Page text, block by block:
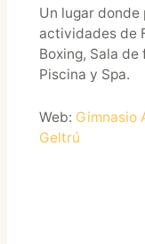
Un lugar
actividades de
Boxing, Sala
Piscina y Spa.
Web: Gimnasio
Geltrú